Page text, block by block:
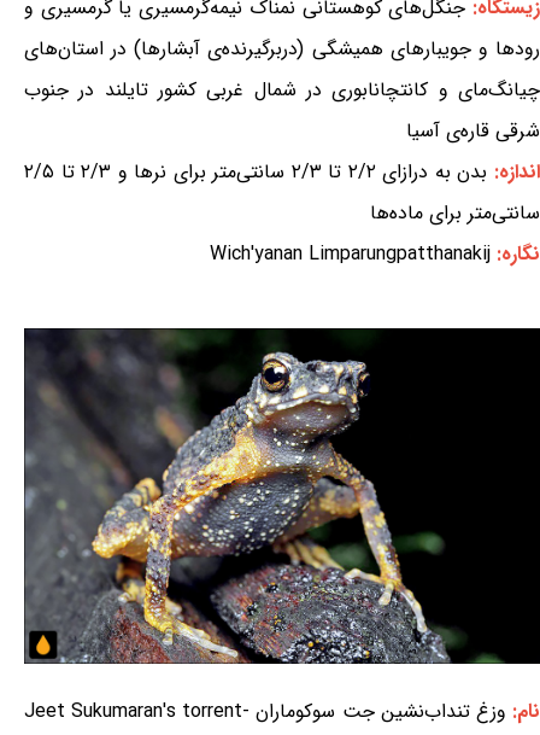
زیستگاه: جنگل‌های کوهستانی نمناک نیمه‌گرمسیری یا گرمسیری و
رودها و جویبارهای همیشگی (دربرگیرنده‌ی آبشارها) در استان‌های
چیانگ‌مای و کانتچانابوری در شمال غربی کشور تایلند در جنوب
شرقی قاره‌ی آسیا
اندازه:
بدن به درازای ۲/۲ تا ۲/۳ سانتی‌متر برای نرها و ۲/۳ تا ۲/۵
سانتی‌متر برای ماده‌ها
نگاره: Wich'yanan Limparungpatthanakij
نام:
وزغ تنداب‌نشین جت سوکوماران Jeet Sukumaran's torrent-